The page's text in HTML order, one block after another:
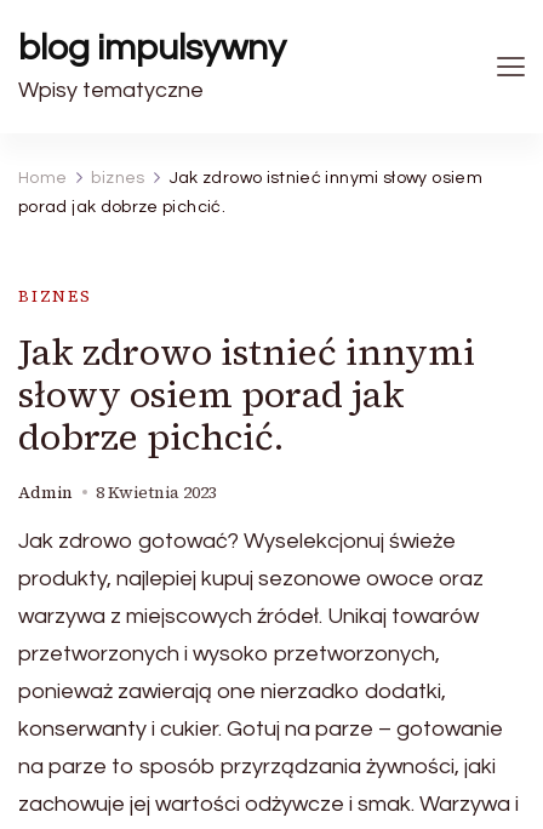
blog impulsywny
Wpisy tematyczne
Home biznes
Jak zdrowo istnieć innymi słowy osiem
porad jak dobrze pichcić.
BIZNES
Jak zdrowo istnieć innymi
słowy osiem porad jak
dobrze pichcić.
Admin 8 Kwietnia 2023
Jak zdrowo gotować? Wyselekcjonuj świeże
produkty, najlepiej kupuj sezonowe owoce oraz
warzywa z miejscowych źródeł. Unikaj towarów
przetworzonych i wysoko przetworzonych,
ponieważ zawierają one nierzadko dodatki,
konserwanty i cukier. Gotuj na parze – gotowanie
na parze to sposób przyrządzania żywności, jaki
zachowuje jej wartości odżywcze i smak. Warzywa i